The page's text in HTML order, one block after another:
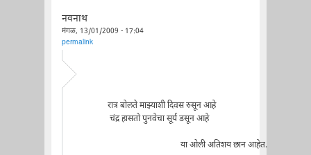
नवनाथ
मंगळ, 13/01/2009 - 17:04
permalink
रात्र बोलते माझ्याशी दिवस रुसून आहे
चंद्र हासतो पुनवेचा सूर्य डसून आहे
या ओली अतिशय छान आहेत.